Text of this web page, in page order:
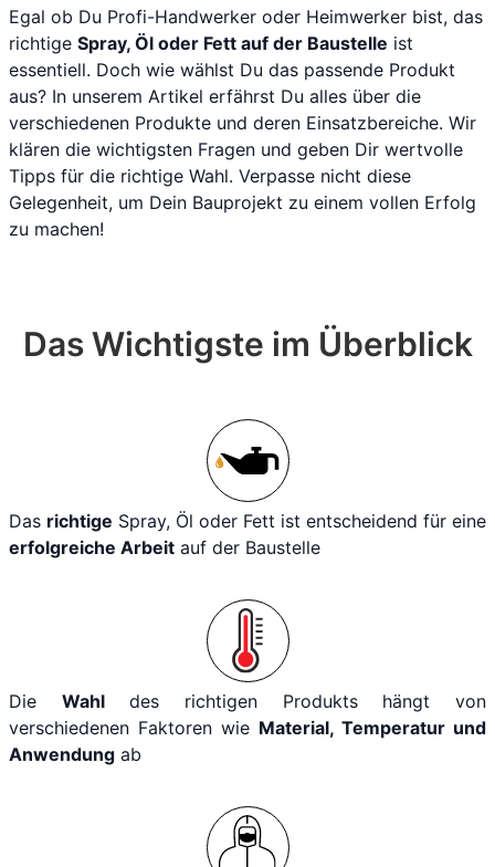
Egal ob Du Profi-Handwerker oder Heimwerker bist, das
richtige Spray, Öl oder Fett auf der Baustelle ist
essentiell. Doch wie wählst Du das passende Produkt
aus? In unserem Artikel erfährst Du alles über die
verschiedenen Produkte und deren Einsatzbereiche. Wir
klären die wichtigsten Fragen und geben Dir wertvolle
Tipps für die richtige Wahl. Verpasse nicht diese
Gelegenheit, um Dein Bauprojekt zu einem vollen Erfolg
zu machen!
Das Wichtigste im Überblick
Das richtige Spray, Öl oder Fett ist entscheidend für eine
erfolgreiche Arbeit auf der Baustelle
Die Wahldes richtigen Produkts hängt von
verschiedenen Faktoren wie Material, Temperatur und
Anwendung ab